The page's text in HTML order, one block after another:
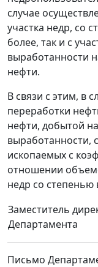
случае
участка недр, со
более, так и с
выработанности
нефти.
В связи с этим, в
переработки
нефти, добытой
выработанности,
ископаемых с
отношении
недр со степенью
Заместитель
Департамента
Письмо